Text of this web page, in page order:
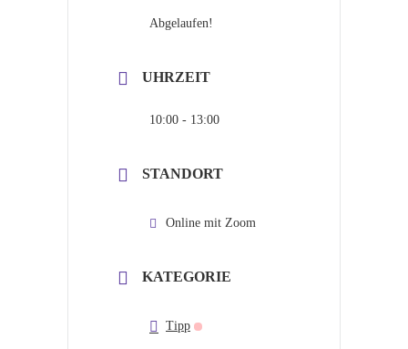
Abgelaufen!
UHRZEIT
10:00 - 13:00
STANDORT
Online mit Zoom
KATEGORIE
Tipp